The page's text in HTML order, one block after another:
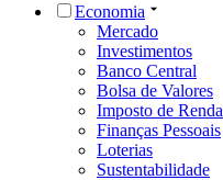
Economia
Mercado
Investimentos
Banco Central
Bolsa de Valores
Imposto de Renda
Finanças Pessoais
Loterias
Sustentabilidade